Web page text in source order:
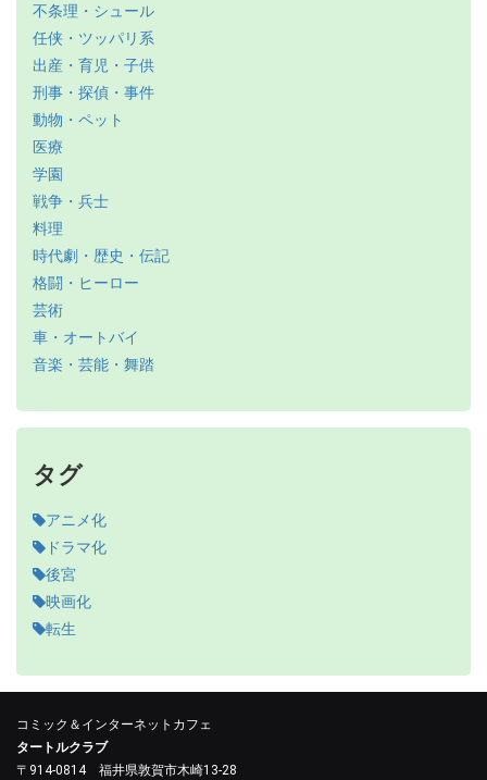
不条理・シュール
任侠・ツッパリ系
出産・育児・子供
刑事・探偵・事件
動物・ペット
医療
学園
戦争・兵士
料理
時代劇・歴史・伝記
格闘・ヒーロー
芸術
車・オートバイ
音楽・芸能・舞踏
タグ
アニメ化
ドラマ化
後宮
映画化
転生
コミック＆インターネットカフェ
タートルクラブ
〒914-0814 福井県敦賀市木崎13-28